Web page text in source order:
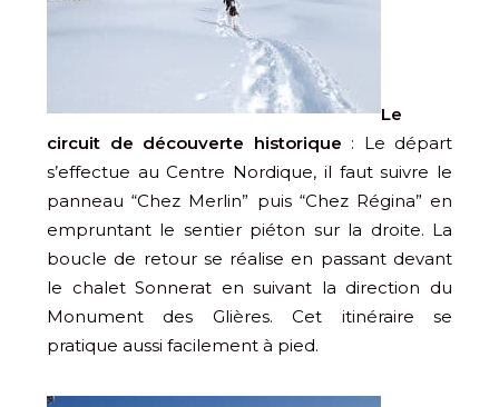
Le
circuit de découverte historique : Le départ
s’effectue au Centre Nordique, il faut suivre le
panneau “Chez Merlin” puis “Chez Régina” en
empruntant le sentier piéton sur la droite. La
boucle de retour se réalise en passant devant
le chalet Sonnerat en suivant la direction du
Monument des Glières. Cet itinéraire se
pratique aussi facilement à pied.